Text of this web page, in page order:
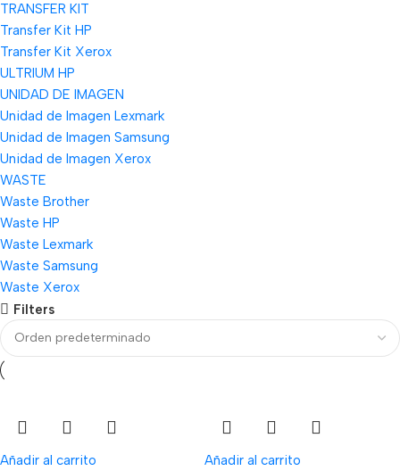
TRANSFER KIT
Transfer Kit HP
Transfer Kit Xerox
ULTRIUM HP
UNIDAD DE IMAGEN
Unidad de Imagen Lexmark
Unidad de Imagen Samsung
Unidad de Imagen Xerox
WASTE
Waste Brother
Waste HP
Waste Lexmark
Waste Samsung
Waste Xerox
Filters
Añadir al carrito Añadir al carrito